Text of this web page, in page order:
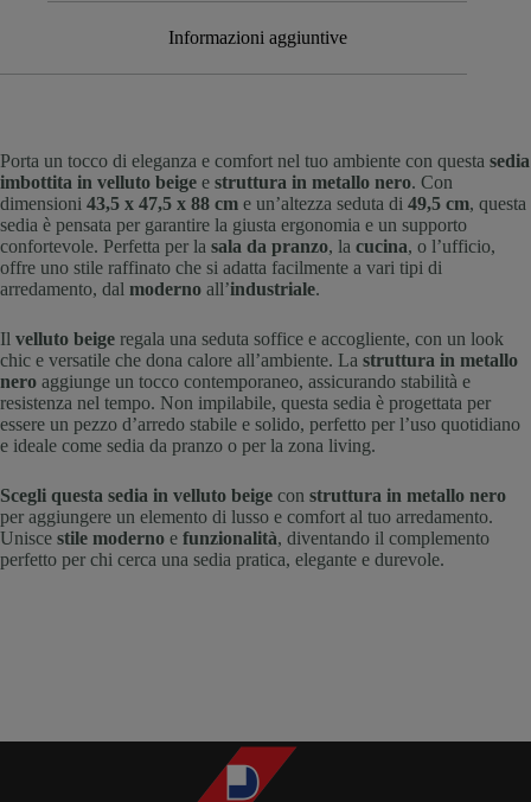
Informazioni aggiuntive
Porta un tocco di eleganza e comfort nel tuo ambiente con questa sedia
imbottita in velluto beige e struttura in metallo nero. Con
dimensioni 43,5 x 47,5 x 88 cm e un’altezza seduta di 49,5 cm, questa
sedia è pensata per garantire la giusta ergonomia e un supporto
confortevole. Perfetta per la sala da pranzo, la cucina, o l’ufficio,
offre uno stile raffinato che si adatta facilmente a vari tipi di
arredamento, dal moderno all’industriale.
Il velluto beige regala una seduta soffice e accogliente, con un look
chic e versatile che dona calore all’ambiente. La struttura in metallo
nero aggiunge un tocco contemporaneo, assicurando stabilità e
resistenza nel tempo. Non impilabile, questa sedia è progettata per
essere un pezzo d’arredo stabile e solido, perfetto per l’uso quotidiano
e ideale come sedia da pranzo o per la zona living.
Scegli questa sedia in velluto beige con struttura in metallo nero
per aggiungere un elemento di lusso e comfort al tuo arredamento.
Unisce stile moderno e funzionalità, diventando il complemento
perfetto per chi cerca una sedia pratica, elegante e durevole.